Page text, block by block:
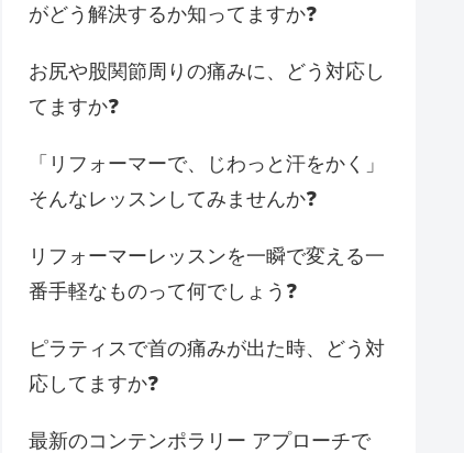
がどう解決するか知ってますか❓
お尻や股関節周りの痛みに、どう対応し
てますか❓
「リフォーマーで、じわっと汗をかく」
そんなレッスンしてみませんか❓
リフォーマーレッスンを一瞬で変える一
番手軽なものって何でしょう❓
ピラティスで首の痛みが出た時、どう対
応してますか❓
最新のコンテンポラリー アプローチで